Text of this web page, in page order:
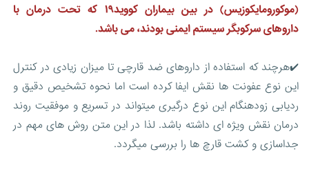
(موکورومایکوزیس) در بین بیماران کووید۱۹ که تحت درمان با
داروهای سرکوبگر سیستم ایمنی بودند، می باشد.
✔️هرچند که استفاده از داروهای ضد قارچی تا میزان زیادی در کنترل
این نوع عفونت ها نقش ایفا کرده است اما نحوه تشخیص دقیق و
ردیابی زودهنگام این نوع درگیری میتواند در تسریع و موفقیت روند
درمان نقش ویژه ای داشته باشد. لذا در این متن روش های مهم در
جداسازی و کشت قارچ ها را بررسی میگردد.